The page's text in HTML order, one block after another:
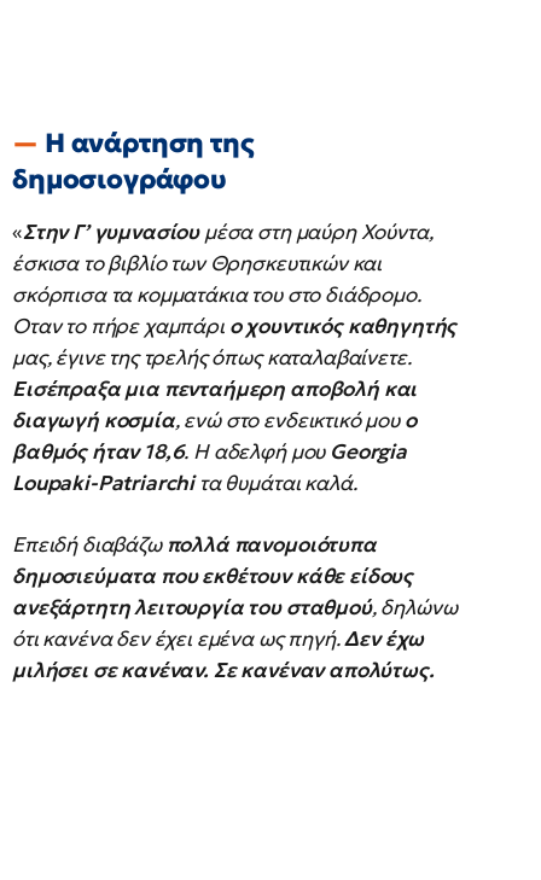
Η ανάρτηση της
δημοσιογράφου
«Στην Γ’ γυμνασίουμέσα στη μαύρη Χούντα,
έσκισα το βιβλίο των Θρησκευτικών και
σκόρπισα τα κομματάκια του στο διάδρομο.
Οταν το πήρε χαμπάρι ο χουντικός καθηγητής
μας, έγινε της τρελής όπως καταλαβαίνετε.
Εισέπραξα μια πενταήμερη αποβολή και
διαγωγή κοσμία, ενώ στο ενδεικτικό μουο
βαθμός ήταν 18,6. Η αδελφή μου Georgia
Loupaki-Patriarchiτα θυμάται καλά.
Επειδή διαβάζω πολλά πανομοιότυπα
δημοσιεύματα που εκθέτουν κάθε είδους
ανεξάρτητη λειτουργία του σταθμού, δηλώνω
ότι κανένα δεν έχει εμένα ως πηγή.Δεν έχω
μιλήσει σε κανέναν. Σε κανέναν απολύτως.